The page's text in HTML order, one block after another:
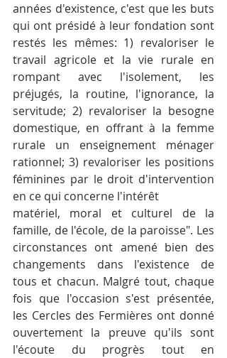
années d'existence, c'est que les buts
qui ont présidé à leur fondation sont
restés les mêmes: 1) revaloriser le
travail agricole et la vie rurale en
rompant avec l'isolement, les
préjugés, la routine, l'ignorance, la
servitude; 2) revaloriser la besogne
domestique, en offrant à la femme
rurale un enseignement ménager
rationnel; 3) revaloriser les positions
féminines par le droit d'intervention
en ce qui concerne l'intérêt
matériel, moral et culturel de la
famille, de l'école, de la paroisse". Les
circonstances ont amené bien des
changements dans l'existence de
tous et chacun. Malgré tout, chaque
fois que l'occasion s'est présentée,
les Cercles des Fermières ont donné
ouvertement la preuve qu'ils sont
l'écoute du progrès tout en